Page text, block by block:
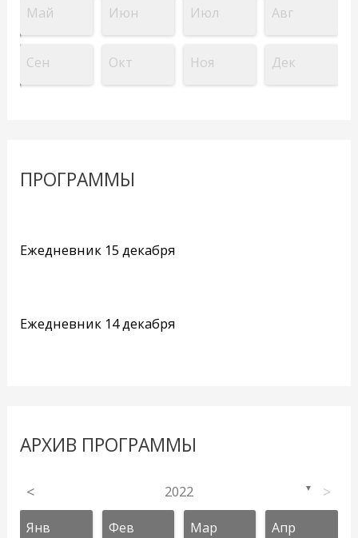
Май Июн Июл Авг
Сен Окт Ноя Дек
ПРОГРАММЫ
Ежедневник 15 декабря
Ежедневник 14 декабря
АРХИВ ПРОГРАММЫ
< 2022 ▼ >
Янв Фев Мар Апр